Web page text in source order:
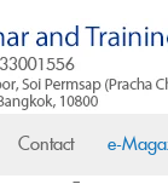
Contact e-